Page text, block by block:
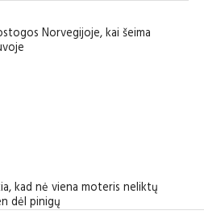
Norvegijoje, kai šeima
kad nė viena moteris neliktų
dėl pinigų